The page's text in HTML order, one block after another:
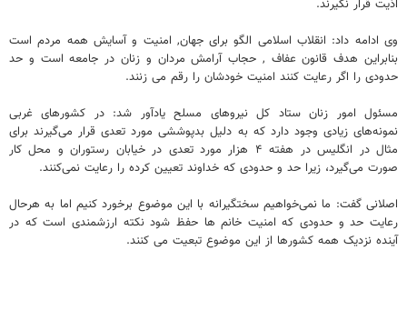
اذیت قرار نگیرند.
وی ادامه داد: انقلاب اسلامی الگو برای جهان, امنیت و آسایش همه مردم است
بنابراین هدف قانون عفاف , حجاب آرامش مردان و زنان در جامعه است و حد
حدودی را اگر رعایت کنند امنیت خودشان را رقم می زنند.
مسئول امور زنان ستاد کل نیروهای مسلح یادآور شد: در کشورهای غربی
نمونه‌های زیادی وجود دارد که به دلیل بدپوششی مورد تعدی قرار می‌گیرند برای
مثال در انگلیس در هفته ۴ هزار مورد تعدی در خیابان رستوران و محل کار
صورت می‌گیرد، زیرا حد و حدودی که خداوند تعیین کرده را رعایت نمی‌کنند.
اصلانی گفت: ما نمی‌خواهیم سختگیرانه با این موضوع برخورد کنیم اما به هرحال
رعایت حد و حدودی که امنیت خانم ها حفظ شود نکته ارزشمندی است که در
آینده نزدیک همه کشورها از این موضوع تبعیت می کنند.